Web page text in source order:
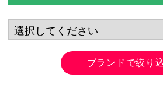
エリア別ランキング
エリア別店舗一覧
ブランドで絞り